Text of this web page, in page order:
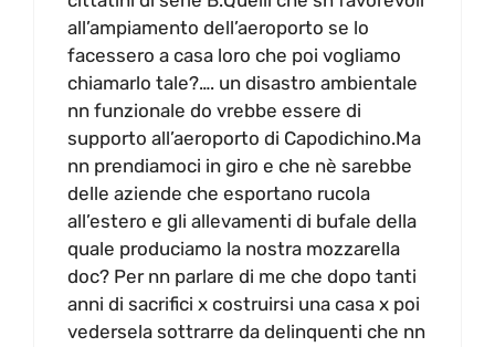
all’ampiamento dell’aeroporto se lo
facessero a casa loro che poi vogliamo
chiamarlo tale?…. un disastro ambientale
nn funzionale do vrebbe essere di
supporto all’aeroporto di Capodichino.Ma
nn prendiamoci in giro e che nè sarebbe
delle aziende che esportano rucola
all’estero e gli allevamenti di bufale della
quale produciamo la nostra mozzarella
doc? Per nn parlare di me che dopo tanti
anni di sacrifici x costruirsi una casa x poi
vedersela sottrarre da delinquenti che nn